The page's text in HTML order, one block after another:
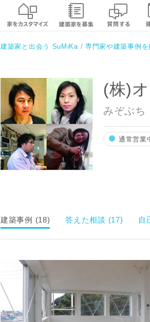
建築家と出会う SuMiKa 専門家や建築事例を
(株)オデッセイ オブ イスカ
(株)
みぞぶち
通常営業
建築事例 (18) 答えた相談 (17) 自